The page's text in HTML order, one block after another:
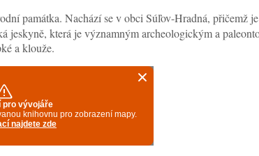
památka. Nachází se v obci Súľov-Hradná, přičemž
jeskyně, která je významným archeologickým a
a klouže.